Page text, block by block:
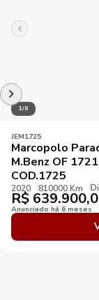
1/8
JEM1725
Marcopolo
M.Benz OF
COD.1725
2020 810000 Km
R$
Anunciado há 6 meses